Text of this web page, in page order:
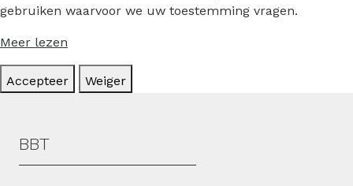
gebruiken waarvoor we uw toestemming vragen.
Meer lezen
Accepteer Weiger
Hoofdmenu
BBT